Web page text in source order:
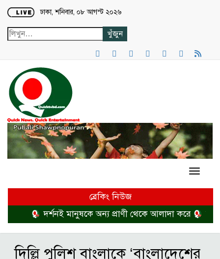
Loading...
ঢাকা, শনিবার, ০৮ আগস্ট ২০২৬
ব্রেকিং নিউজ
দর্শনই মানুষকে অন্য প্রাণী থেকে আলাদা করে
হত্যা
দিল্লি পুলিশ বাংলাকে ‘বাংলাদেশের